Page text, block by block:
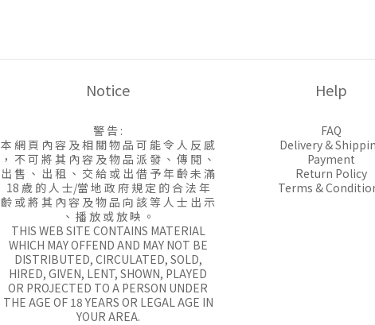
Notice
警 告 :
本 網 頁 內 容 及 相 關 物 品 可 能 令 人 反 感
， 不 可 將 其 內 容 及 物 品 派 發 、 傳 閱 、
出 售 、 出 租 、 交 給 或 出 借 予 年 齡 未 滿
18 歲 的 人 士/當 地 政 府 規 定 的 合 法 年
齡 或 將 其 內 容 及 物 品 向 該 等 人 士 出 示
、 播 放 或 放 映 。
THIS WEB SITE CONTAINS MATERIAL
WHICH MAY OFFEND AND MAY NOT BE
DISTRIBUTED, CIRCULATED, SOLD,
HIRED, GIVEN, LENT, SHOWN, PLAYED
OR PROJECTED TO A PERSON UNDER
THE AGE OF 18 YEARS OR LEGAL AGE IN
YOUR AREA.
Help
FAQ
Delivery &
Payment
Return Policy
Terms &